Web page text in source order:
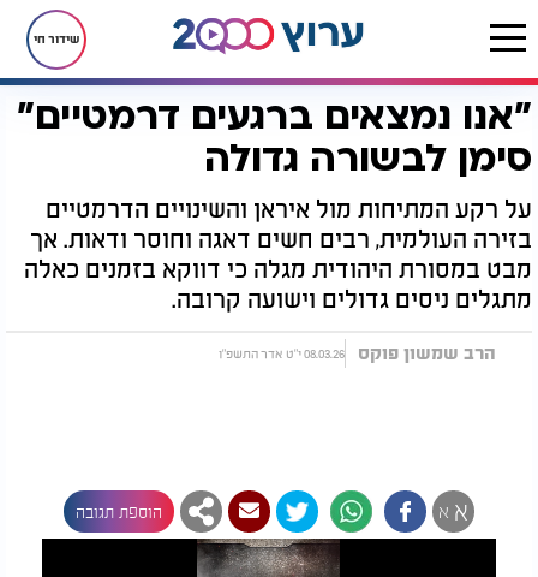
שידור חי
דף הבית יהדות "אנו נמצאים ברגעים דרמטיים" סימן לבשורה גדולה
"אנו נמצאים ברגעים דרמטיים"
סימן לבשורה גדולה
על רקע המתיחות מול איראן והשינויים הדרמטיים
בזירה העולמית, רבים חשים דאגה וחוסר ודאות. אך
מבט במסורת היהודית מגלה כי דווקא בזמנים כאלה
מתגלים ניסים גדולים וישועה קרובה.
הרב שמשון פוקס 08.03.26 י"ט אדר התשפ"ו
א א הוספת תגובה